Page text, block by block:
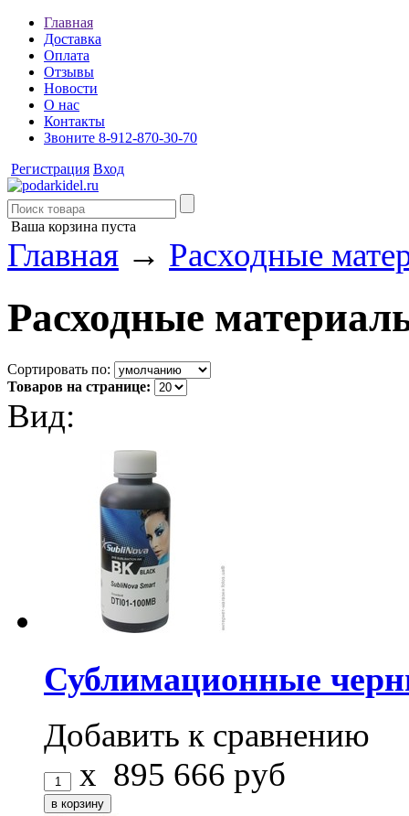
Главная
Доставка
Оплата
Отзывы
Новости
О нас
Контакты
Звоните 8-912-870-30-70
Регистрация Вход
Ваша корзина пуста
Главная → Расходные
Расходные
Сортировать по:
Товаров на странице:
Вид:
Сублимационные
Добавить к сравнению
x 895 666 руб